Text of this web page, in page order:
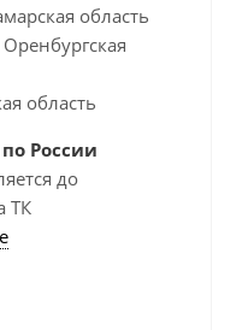
область
область
России
до
ТК